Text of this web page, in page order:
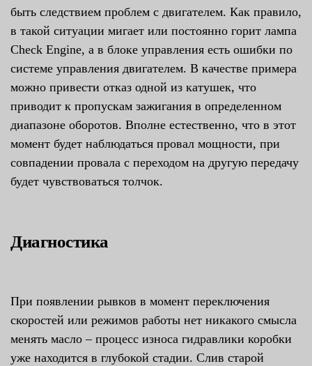
быть следствием проблем с двигателем. Как правило,
в такой ситуации мигает или постоянно горит лампа
Check Engine, а в блоке управления есть ошибки по
системе управления двигателем. В качестве примера
можно привести отказ одной из катушек, что
приводит к пропускам зажигания в определенном
диапазоне оборотов. Вполне естественно, что в этот
момент будет наблюдаться провал мощности, при
совпадении провала с переходом на другую передачу
будет чувствоваться толчок.
Диагностика
При появлении рывков в момент переключения
скоростей или режимов работы нет никакого смысла
менять масло – процесс износа гидравлики коробки
уже находится в глубокой стадии. Слив старой